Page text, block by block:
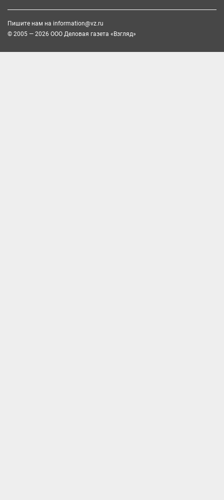
Пишите нам на information@vz.ru
© 2005 — 2026 ООО Деловая газета «Взгляд»